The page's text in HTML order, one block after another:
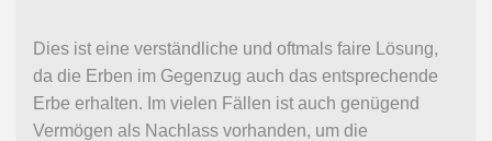
Dies ist eine verständliche und oftmals faire Lösung,
da die Erben im Gegenzug auch das entsprechende
Erbe erhalten. Im vielen Fällen ist auch genügend
Vermögen als Nachlass vorhanden, um die